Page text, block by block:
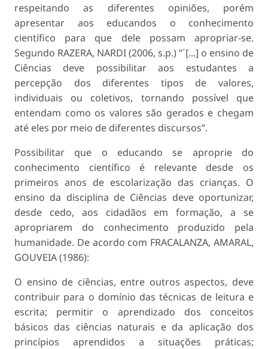
respeitando as diferentes opiniões, porém
apresentar aos educandos o conhecimento
científico para que dele possam apropriar-se.
Segundo RAZERA, NARDI (2006, s.p.) “´[...] o ensino de
Ciências deve possibilitar aos estudantes a
percepção dos diferentes tipos de valores,
individuais ou coletivos, tornando possível que
entendam como os valores são gerados e chegam
até eles por meio de diferentes discursos”.
Possibilitar que o educando se aproprie do
conhecimento científico é relevante desde os
primeiros anos de escolarização das crianças. O
ensino da disciplina de Ciências deve oportunizar,
desde cedo, aos cidadãos em formação, a se
apropriarem do conhecimento produzido pela
humanidade. De acordo com FRACALANZA, AMARAL,
GOUVEIA (1986):
O ensino de ciências, entre outros aspectos, deve
contribuir para o domínio das técnicas de leitura e
escrita; permitir o aprendizado dos conceitos
básicos das ciências naturais e da aplicação dos
princípios aprendidos a situações práticas;